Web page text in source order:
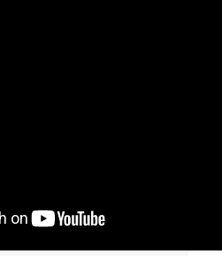
LinkedIn Vk